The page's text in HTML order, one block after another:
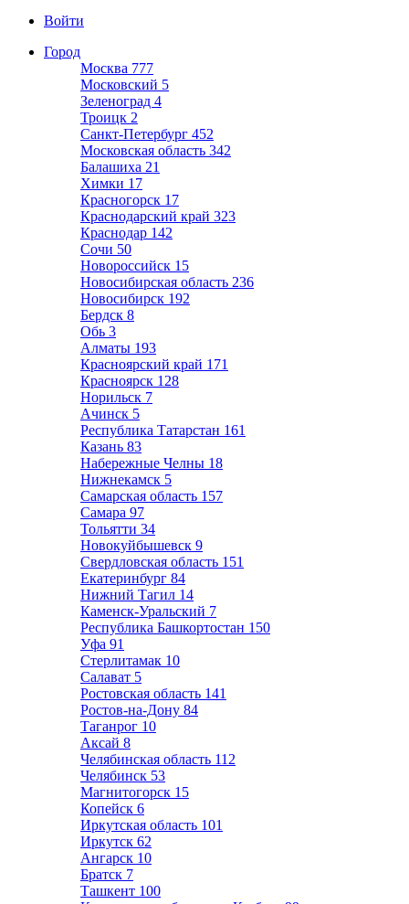
Войти
Город
Москва 777
Московский 5
Зеленоград 4
Троицк 2
Санкт-Петербург 452
Московская область 342
Балашиха 21
Химки 17
Красногорск 17
Краснодарский край 323
Краснодар 142
Сочи 50
Новороссийск 15
Новосибирская область 236
Новосибирск 192
Бердск 8
Обь 3
Алматы 193
Красноярский край 171
Красноярск 128
Норильск 7
Ачинск 5
Республика Татарстан 161
Казань 83
Набережные Челны 18
Нижнекамск 5
Самарская область 157
Самара 97
Тольятти 34
Новокуйбышевск 9
Свердловская область 151
Екатеринбург 84
Нижний Тагил 14
Каменск-Уральский 7
Республика Башкортостан 150
Уфа 91
Стерлитамак 10
Салават 5
Ростовская область 141
Ростов-на-Дону 84
Таганрог 10
Аксай 8
Челябинская область 112
Челябинск 53
Магнитогорск 15
Копейск 6
Иркутская область 101
Иркутск 62
Ангарск 10
Братск 7
Ташкент 100